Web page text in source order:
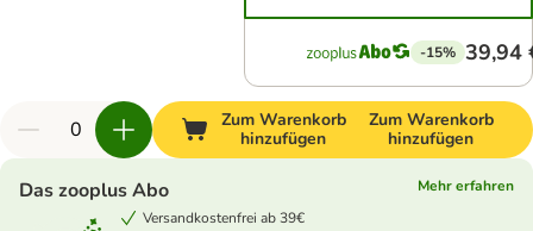
-15% 39,94
Zum Warenkorb
hinzufügen
Zum Warenkorb
hinzufügen
Das zooplus Abo
Mehr erfahren
Versandkostenfrei ab 39€